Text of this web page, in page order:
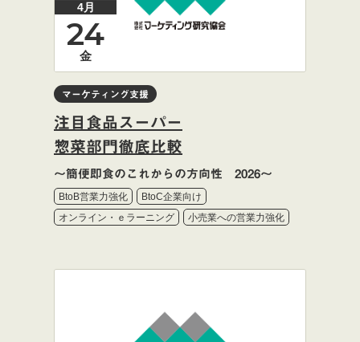
4月
24
金
マーケティング支援
注目食品スーパー
惣菜部門徹底比較
～簡便即食のこれからの方向性 2026～
BtoB営業力強化
BtoC企業向け
オンライン・ｅラーニング
小売業への営業力強化